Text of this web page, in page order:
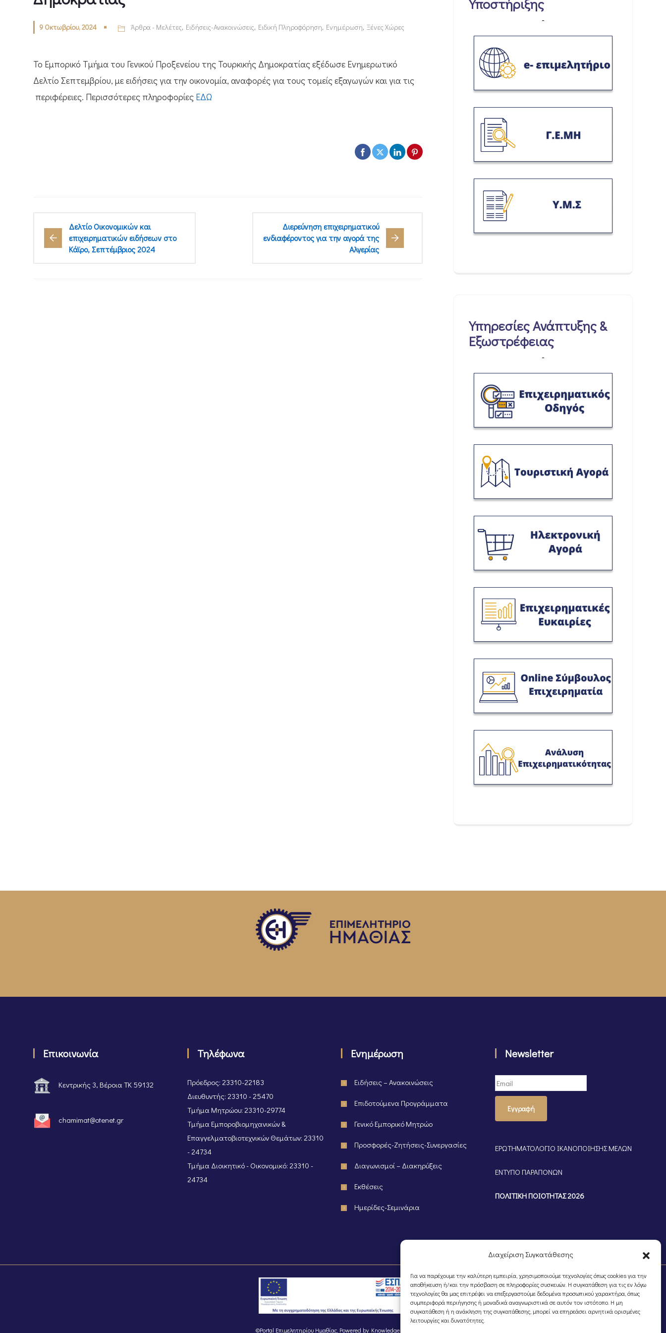
Διαχείριση Συγκατάθεσης
Για να παρέχουμε την καλύτερη εμπειρία, χρησιμοποιούμε τεχνολογίες όπως cookies για την
αποθήκευση ή/και την πρόσβαση σε πληροφορίες συσκευών. Η συγκατάθεση για τις εν λόγω
τεχνολογίες θα μας επιτρέψει να επεξεργαστούμε δεδομένα προσωπικού χαρακτήρα, όπως
συμπεριφορά περιήγησης ή μοναδικά αναγνωριστικά σε αυτόν τον ιστότοπο. Η μη
συγκατάθεση ή η ανάκληση της συγκατάθεσης, μπορεί να επηρεάσει αρνητικά ορισμένες
λειτουργίες και δυνατότητες.
9 Οκτωβρίου, 2024 Άρθρα - Μελέτες, Ειδήσεις-Ανακοινώσεις, Ειδική Πληροφόρηση, Ενημέρωση, Ξένες Χώρες
Το Εμπορικό Τμήμα του Γενικού Προξενείου της Τουρκικής Δημοκρατίας εξέδωσε Ενημερωτικό
Δελτίο Σεπτεμβρίου, με ειδήσεις για την οικονομία, αναφορές για τους τομείς εξαγωγών και για τις
περιφέρειες. Περισσότερες πληροφορίες ΕΔΩ
Δελτίο Οικονομικών και
επιχειρηματικών ειδήσεων στο
Κάϊρο, Σεπτέμβριος 2024
Διερεύνηση επιχειρηματικού
ενδιαφέροντος για την αγορά της
Αλγερίας
Υποστήριξης
-
Υπηρεσίες Ανάπτυξης &
Εξωστρέφειας
-
Επικοινωνία
Κεντρικής 3, Βέροια ΤΚ 59132
chamimat@otenet.gr
Τηλέφωνα
Πρόεδρος: 23310-22183
Διευθυντής: 23310 - 25470
Τμήμα Μητρώου: 23310-29774
Τμήμα Εμποροβιομηχανικών &
Επαγγελματοβιοτεχνικών Θεμάτων: 23310
- 24734
Τμήμα Διοικητικό - Οικονομικό: 23310 -
24734
Ενημέρωση
Ειδήσεις – Ανακοινώσεις
Επιδοτούμενα Προγράμματα
Γενικό Εμπορικό Μητρώο
Προσφορές-Ζητήσεις-Συνεργασίες
Διαγωνισμοί – Διακηρύξεις
Εκθέσεις
Ημερίδες-Σεμινάρια
Newsletter
Εγγραφή
ΕΡΩΤΗΜΑΤΟΛΟΓΙΟ ΙΚΑΝΟΠΟΙΗΣΗΣ ΜΕΛΩΝ
ΕΝΤΥΠΟ ΠΑΡΑΠΟΝΩΝ
ΠΟΛΙΤΙΚΗ ΠΟΙΟΤΗΤΑΣ 2026
©Portal Επιμελητηρίου Ημαθίας, Powered by Knowledge A.E.